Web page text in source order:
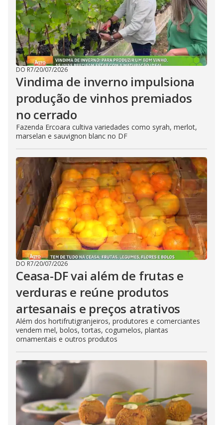
DO R7/20/07/2026
Vindima de inverno impulsiona
produção de vinhos premiados
no cerrado
Fazenda Ercoara cultiva variedades como syrah, merlot,
marselan e sauvignon blanc no DF
DO R7/20/07/2026
Ceasa-DF vai além de frutas e
verduras e reúne produtos
artesanais e preços atrativos
Além dos hortifrutigranjeiros, produtores e comerciantes
vendem mel, bolos, tortas, cogumelos, plantas
ornamentais e outros produtos